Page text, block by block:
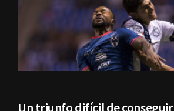
Un triunfo difícil de conseguir